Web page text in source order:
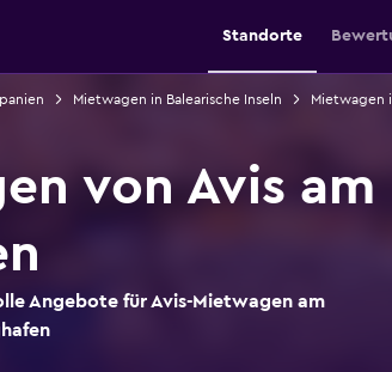
Standorte
Mietwagen in Balearische Inseln Mietwagen
von Avis
Angebote für Avis-Mietwagen am